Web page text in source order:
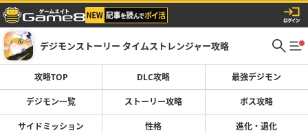
デジモンストーリー タイムストレンジャー攻略
攻略TOP DLC攻略 最強デジモン
デジモン一覧 ストーリー攻略 ボス攻略
サイドミッション 性格 進化・退化